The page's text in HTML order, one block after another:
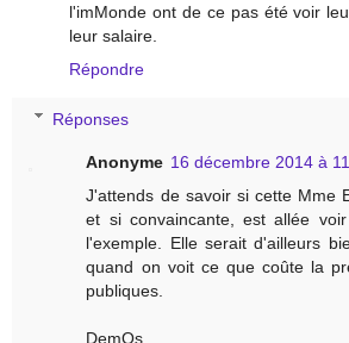
l'imMonde ont de ce pas été voir
leur salaire.
Répondre
Réponses
Anonyme 16 décembre 2014 à
J'attends de savoir si cette Mme
et si convaincante, est allée
l'exemple. Elle serait d'ailleurs
quand on voit ce que coûte la
publiques.
DemOs